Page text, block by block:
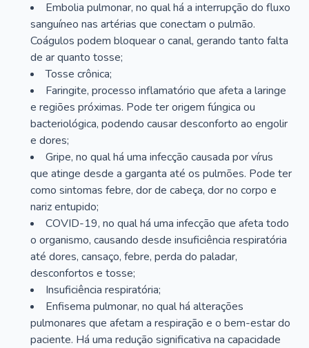
Embolia pulmonar, no qual há a interrupção do fluxo
sanguíneo nas artérias que conectam o pulmão.
Coágulos podem bloquear o canal, gerando tanto falta
de ar quanto tosse;
Tosse crônica;
Faringite, processo inflamatório que afeta a laringe
e regiões próximas. Pode ter origem fúngica ou
bacteriológica, podendo causar desconforto ao engolir
e dores;
Gripe, no qual há uma infecção causada por vírus
que atinge desde a garganta até os pulmões. Pode ter
como sintomas febre, dor de cabeça, dor no corpo e
nariz entupido;
COVID-19, no qual há uma infecção que afeta todo
o organismo, causando desde insuficiência respiratória
até dores, cansaço, febre, perda do paladar,
desconfortos e tosse;
Insuficiência respiratória;
Enfisema pulmonar, no qual há alterações
pulmonares que afetam a respiração e o bem-estar do
paciente. Há uma redução significativa na capacidade